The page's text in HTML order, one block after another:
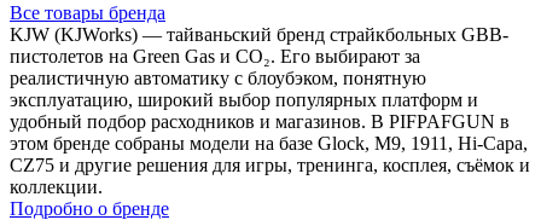
Все товары бренда
KJW (KJWorks) — тайваньский бренд страйкбольных GBB-
пистолетов на Green Gas и CO₂. Его выбирают за
реалистичную автоматику с блоубэком, понятную
эксплуатацию, широкий выбор популярных платформ и
удобный подбор расходников и магазинов. В PIFPAFGUN в
этом бренде собраны модели на базе Glock, M9, 1911, Hi-Capa,
CZ75 и другие решения для игры, тренинга, косплея, съёмок и
коллекции.
Подробно о бренде